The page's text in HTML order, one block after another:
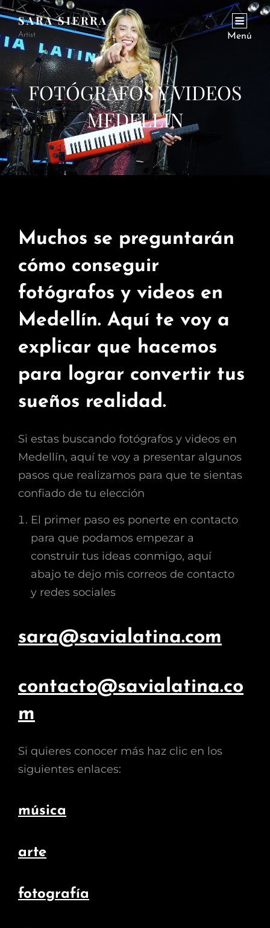
SARA SIERRA
Artist Menú
FOTÓGRAFOS Y VIDEOS
MEDELLÍN
Muchos se preguntarán
cómo conseguir
fotógrafos y videos en
Medellín. Aquí te voy a
explicar que hacemos
para lograr convertir tus
sueños realidad.
Si estas buscando fotógrafos y videos en
Medellín, aquí te voy a presentar algunos
pasos que realizamos para que te sientas
confiado de tu elección
El primer paso es ponerte en contacto
para que podamos empezar a
construir tus ideas conmigo, aquí
abajo te dejo mis correos de contacto
y redes sociales
sara@savialatina.com
contacto@savialatina.co
m
Si quieres conocer más haz clic en los
siguientes enlaces:
música
arte
fotografía